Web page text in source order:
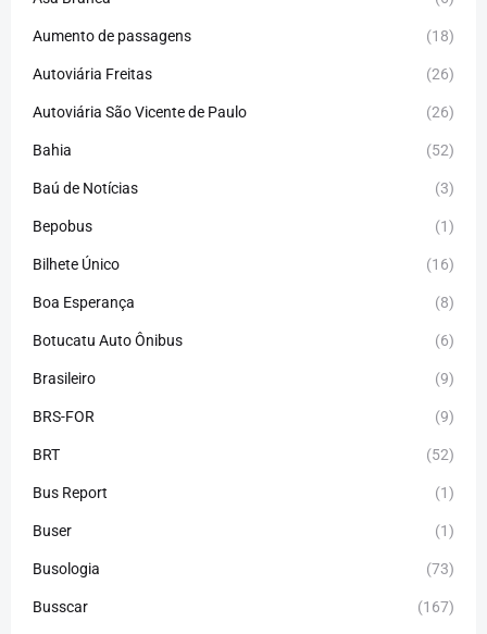
Aumento de passagens (18)
Autoviária Freitas (26)
Autoviária São Vicente de Paulo (26)
Bahia (52)
Baú de Notícias (3)
Bepobus (1)
Bilhete Único (16)
Boa Esperança (8)
Botucatu Auto Ônibus (6)
Brasileiro (9)
BRS-FOR (9)
BRT (52)
Bus Report (1)
Buser (1)
Busologia (73)
Busscar (167)